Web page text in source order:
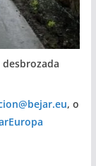
, o